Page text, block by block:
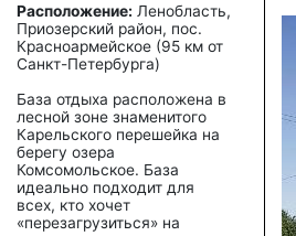
Расположение: Ленобласть,
Приозерский район, пос.
Красноармейское (95 км от
Санкт-Петербурга)
База отдыха расположена в
лесной зоне знаменитого
Карельского перешейка на
берегу озера
Комсомольское. База
идеально подходит для
всех, кто хочет
«перезагрузиться» на